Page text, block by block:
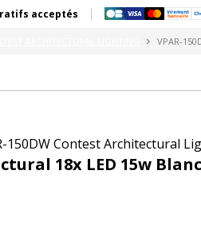
acceptés
VPAR-
150DW Contest Architectural
18x LED 15w Blanc